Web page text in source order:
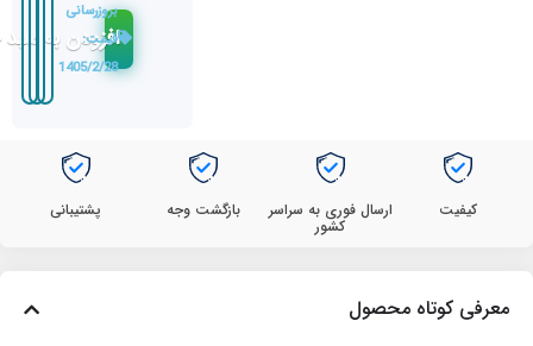
افزودن به
بروزرسانی
قیمت:
1405/2/28
کیفیت ارسال فوری به سراسر
کشور
بازگشت وجه پشتیبانی
معرفی کوتاه محصول